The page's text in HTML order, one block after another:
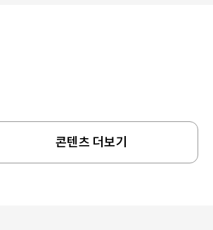
콘텐츠 더보기